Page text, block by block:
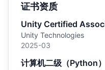
证书资质
Unity Certified
Unity Technologies
2025-03
计算机二级（Python）